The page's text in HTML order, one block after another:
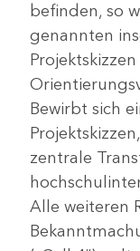
befinden, so
genannten
Bewirbt sich
zentrale
Alle weiteren